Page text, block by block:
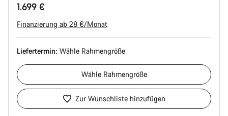
1.699 €
Finanzierung ab 28 €/Monat
Liefertermin: Wähle Rahmengröße
Wähle Rahmengröße
Zur Wunschliste hinzufügen